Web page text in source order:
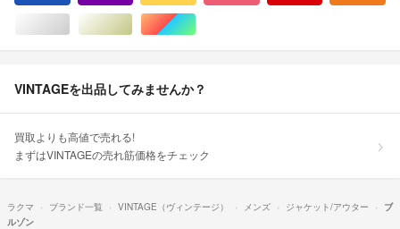
シルバー/銀色系ゴールド/金色系マルチカラー
VINTAGEを出品してみませんか？
買取よりも高値で売れる!
まずはVINTAGEの売れ筋価格をチェック
ラクマ ブランド一覧 VINTAGE（ヴィンテージ） メンズ ジャケット/アウター
ブ
ルゾン